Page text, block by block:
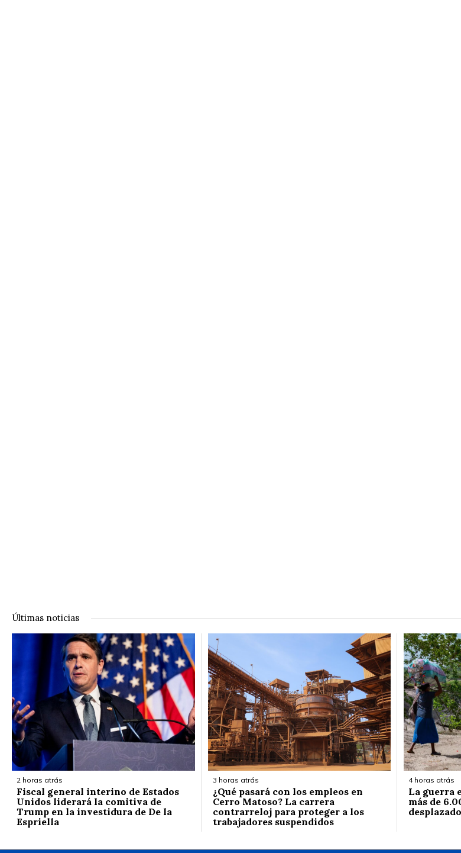
Últimas noticias
2 horas atrás
Fiscal general interino de Estados
Unidos liderará la comitiva de
Trump en la investidura de De la
Espriella
3 horas atrás
¿Qué pasará con los empleos en
Cerro Matoso? La carrera
contrarreloj para proteger a los
trabajadores suspendidos
4 horas atrás
La guerra
más de